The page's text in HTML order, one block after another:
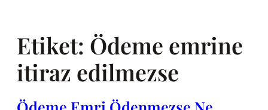
Etiket: Ödeme emrine
itiraz edilmezse